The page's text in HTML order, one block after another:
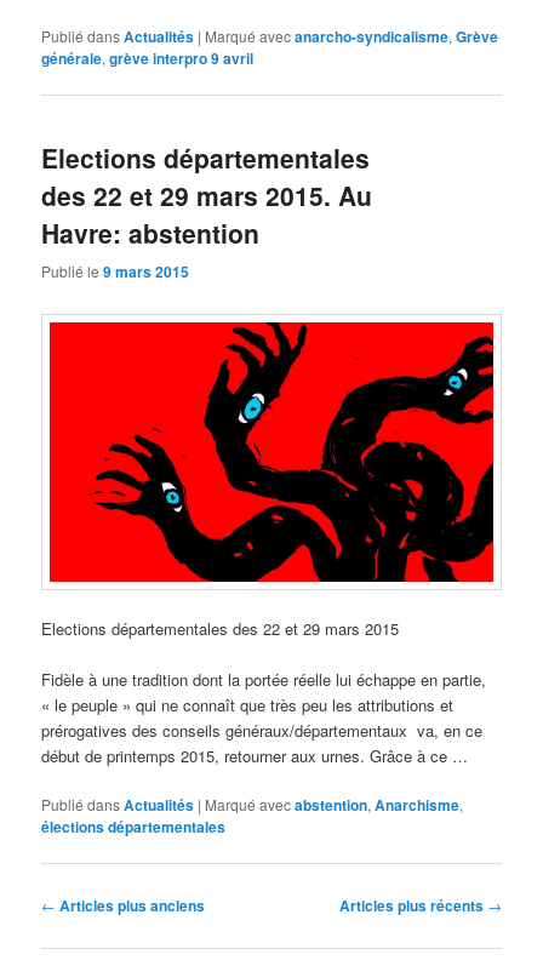
Publié dansActualités | Marqué avecanarcho-syndicalisme,Grève
générale,grève interpro 9 avril
Elections départementales
des 22 et 29 mars 2015. Au
Havre: abstention
Publié le9 mars 2015
Elections départementales des 22 et 29 mars 2015
Fidèle à une tradition dont la portée réelle lui échappe en partie,
« le peuple » qui ne connaît que très peu les attributions et
prérogatives des conseils généraux/départementaux va, en ce
début de printemps 2015, retourner aux urnes. Grâce à ce …
Publié dansActualités | Marqué avecabstention,Anarchisme,
élections départementales
Navigation
articles
← Articles plus anciens Articles plus récents →